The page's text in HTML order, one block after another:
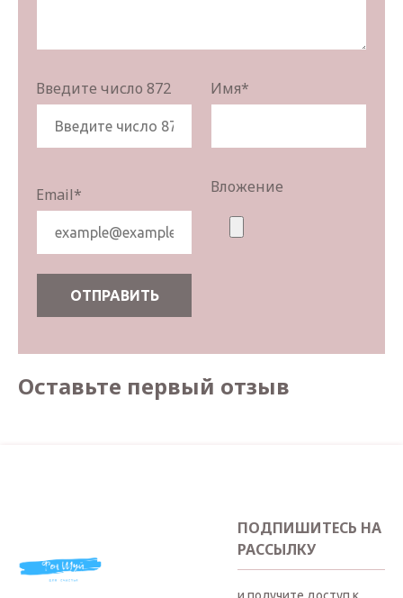
Введите число 872 Имя*
Email* Вложение
Оставьте первый отзыв
ПОДПИШИТЕСЬ НА
РАССЫЛКУ